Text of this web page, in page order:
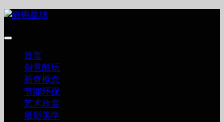
跳
内
首页
创意酷玩
新奇概念
节能环保
艺术欣赏
摄影美学